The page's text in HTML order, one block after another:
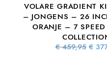
VOLARE GRADIENT
– JONGENS – 26
ORANJE – 7
€459,95 €